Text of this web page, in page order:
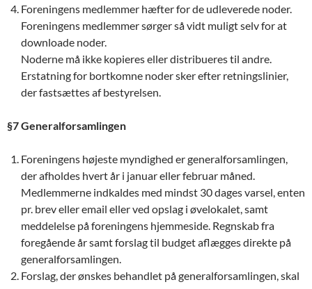
Foreningens medlemmer hæfter for de udleverede noder.
Foreningens medlemmer sørger så vidt muligt selv for at
downloade noder.
Noderne må ikke kopieres eller distribueres til andre.
Erstatning for bortkomne noder sker efter retningslinier,
der fastsættes af bestyrelsen.
§7 Generalforsamlingen
Foreningens højeste myndighed er generalforsamlingen,
der afholdes hvert år i januar eller februar måned.
Medlemmerne indkaldes med mindst 30 dages varsel, enten
pr. brev eller email eller ved opslag i øvelokalet, samt
meddelelse på foreningens hjemmeside. Regnskab fra
foregående år samt forslag til budget aflægges direkte på
generalforsamlingen.
Forslag, der ønskes behandlet på generalforsamlingen, skal